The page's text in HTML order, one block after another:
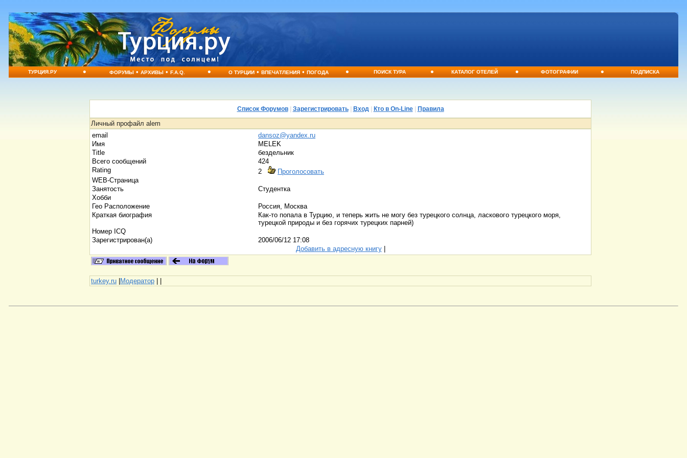
ТУРЦИЯ.РУ • ФОРУМЫ•АРХИВЫ•F.A.Q. • О ТУРЦИИ•ВПЕЧАТЛЕНИЯ•ПОГОДА • ПОИСК ТУРА • КАТАЛОГ ОТЕЛЕЙ • ФОТОГРАФИИ • ПОДПИСКА
Список Форумов| Зарегистрировать| Вход| Кто в On-Line| Правила
Личный профайл alem
email
dansoz@yandex.ru
Имя
MELEK
Title
бездельник
Всего сообщений
424
Rating
2
Проголосовать
WEB-Страница
Занятость
Студентка
Хобби
Гео Расположение
Россия, Москва
Краткая биография
Как-то попала в Турцию, и теперь жить не могу без турецкого солнца, ласкового турецкого моря,
турецкой природы и без горячих турецких парней)
Номер ICQ
Зарегистрирован(а)
2006/06/12 17:08
Добавить в адресную книгу|
turkey.ru |Модератор | |